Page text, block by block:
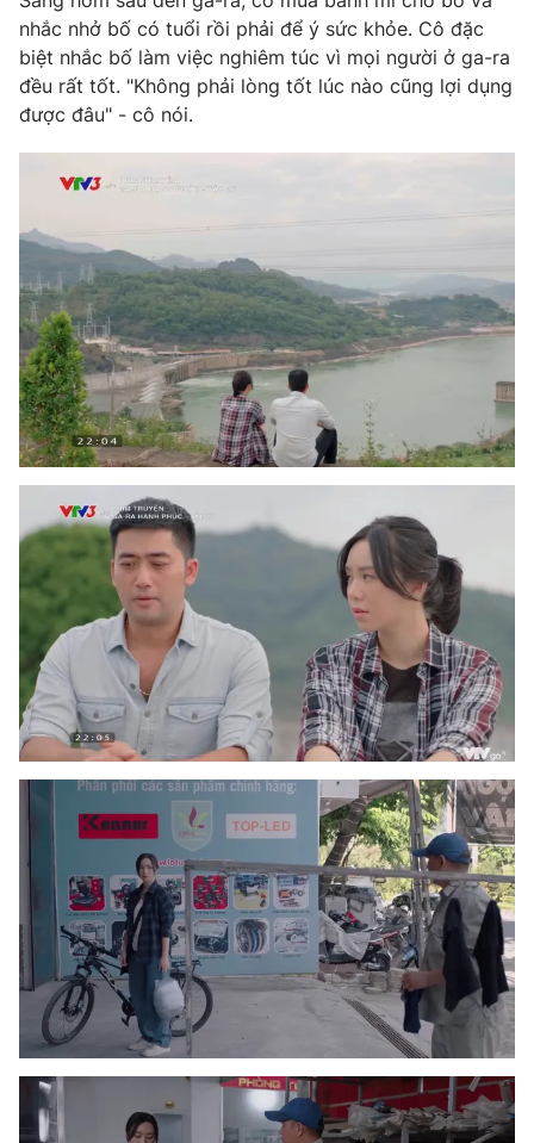
nhắc nhở bố có tuổi rồi phải để ý sức khỏe. Cô đặc
biệt nhắc bố làm việc nghiêm túc vì mọi người ở ga-ra
đều rất tốt. "Không phải lòng tốt lúc nào cũng lợi dụng
được đâu" - cô nói.